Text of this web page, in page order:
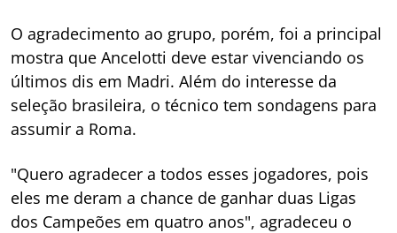
O agradecimento ao grupo, porém, foi a principal
mostra que Ancelotti deve estar vivenciando os
últimos dis em Madri. Além do interesse da
seleção brasileira, o técnico tem sondagens para
assumir a Roma.
"Quero agradecer a todos esses jogadores, pois
eles me deram a chance de ganhar duas Ligas
dos Campeões em quatro anos", agradeceu o